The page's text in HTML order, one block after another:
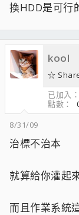
換HDD是可行
kool
☆
已加入
點數
8/31/09
治標不治本
就算給你灌起
而且作業系統